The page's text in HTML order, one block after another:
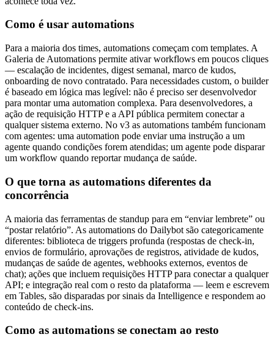
Como é usar automations
Para a maioria dos times, automations começam com templates. A
Galeria de Automations permite ativar workflows em poucos cliques
— escalação de incidentes, digest semanal, marco de kudos,
onboarding de novo contratado. Para necessidades custom, o builder
é baseado em lógica mas legível: não é preciso ser desenvolvedor
para montar uma automation complexa. Para desenvolvedores, a
ação de requisição HTTP e a API pública permitem conectar a
qualquer sistema externo. No v3 as automations também funcionam
com agentes: uma automation pode enviar uma instrução a um
agente quando condições forem atendidas; um agente pode disparar
um workflow quando reportar mudança de saúde.
O que torna as automations diferentes da
concorrência
A maioria das ferramentas de standup para em “enviar lembrete” ou
“postar relatório”. As automations do Dailybot são categoricamente
diferentes: biblioteca de triggers profunda (respostas de check-in,
envios de formulário, aprovações de registros, atividade de kudos,
mudanças de saúde de agentes, webhooks externos, eventos de
chat); ações que incluem requisições HTTP para conectar a qualquer
API; e integração real com o resto da plataforma — leem e escrevem
em Tables, são disparadas por sinais da Intelligence e respondem ao
conteúdo de check-ins.
Como as automations se conectam ao resto